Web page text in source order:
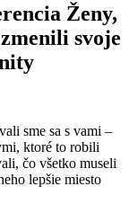
Ženy,
svoje
sme sa s vami –
ktoré to robili
čo všetko museli
lepšie miesto